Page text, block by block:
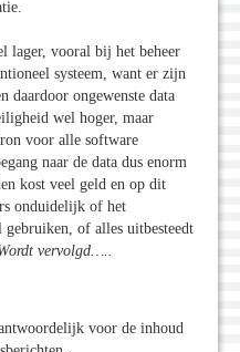
lager, vooral bij het beheer
systeem, want er zijn
daardoor ongewenste data
wel hoger, maar
voor alle software
naar de data dus enorm
kost veel geld en op dit
onduidelijk of het
gebruiken, of alles uitbesteedt
vervolgd…..
voor de inhoud